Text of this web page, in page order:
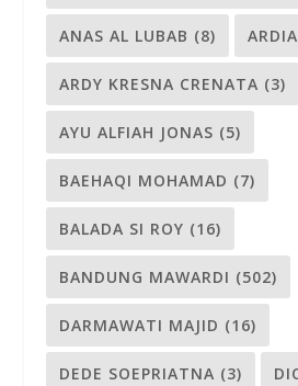
ANAS AL LUBAB (8)
ARDY KRESNA CRENATA (3)
AYU ALFIAH JONAS (5)
BAEHAQI MOHAMAD (7)
BALADA SI ROY (16)
BANDUNG MAWARDI (502)
DARMAWATI MAJID (16)
DEDE SOEPRIATNA (3)